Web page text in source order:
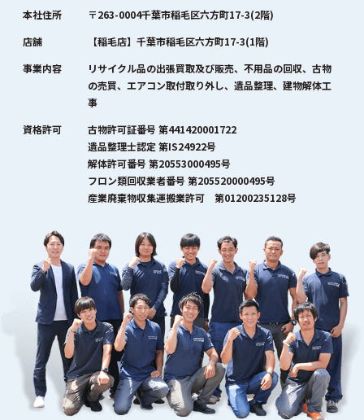
本社住所
〒263-0004千葉市稲毛区六方町17-3(2階)
店舗
【稲毛店】千葉市稲毛区六方町17-3(1階)
事業内容
リサイクル品の出張買取及び販売、不用品の回収、古物
の売買、エアコン取付取り外し、遺品整理、建物解体工
事
資格許可
古物許可証番号 第441420001722
遺品整理士認定 第IS24922号
解体許可番号 第20553000495号
フロン類回収業者番号 第205520000495号
産業廃棄物収集運搬業許可 第01200235128号